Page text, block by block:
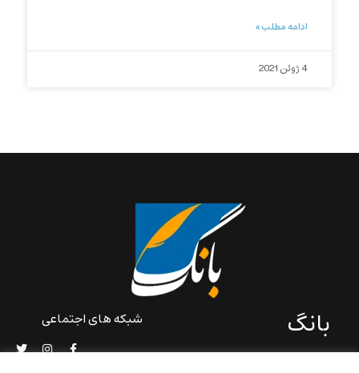
ادامه مطلب »
4 ژوئن 2021
بانگ شبکه های اجتماعی